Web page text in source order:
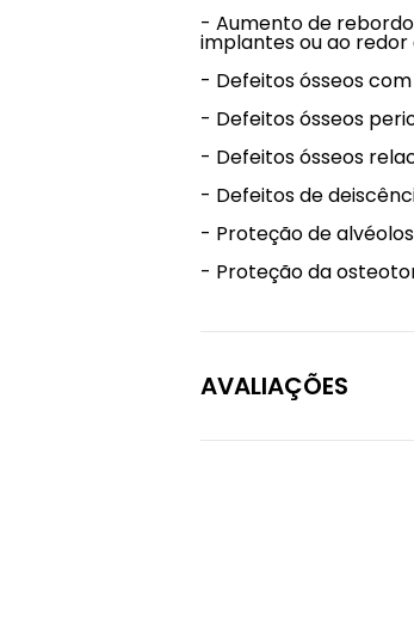
- Aumento de
implantes ou ao
- Defeitos ósseos
- Defeitos ósseos
- Defeitos ósseos
- Defeitos de
- Proteção de
- Proteção da
AVALIAÇÕES